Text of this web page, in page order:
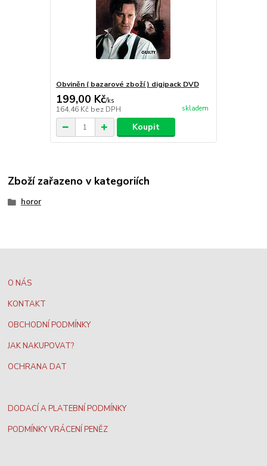
Obviněn ( bazarové zboží ) digipack DVD
199,00 Kč/ks
164,46 Kč bez DPH skladem
Koupit
Zboží zařazeno v kategoriích
horor
O NÁS
KONTAKT
OBCHODNÍ PODMÍNKY
JAK NAKUPOVAT?
OCHRANA DAT
DODACÍ A PLATEBNÍ PODMÍNKY
PODMÍNKY VRÁCENÍ PENĚZ